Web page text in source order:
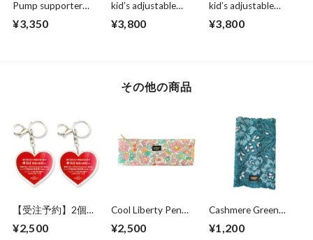
Pump supporter
¥3,350
kid’s adjustable
Misty Blue beige
¥3,800
kid’s adjustable
cute pink
¥3,800
その他の商品
【受注予約】2個セ
応】目に見えない病
¥2,500
Cool Liberty Pen
“masyumari Betsy”
¥2,500
Cashmere Green
¥1,200